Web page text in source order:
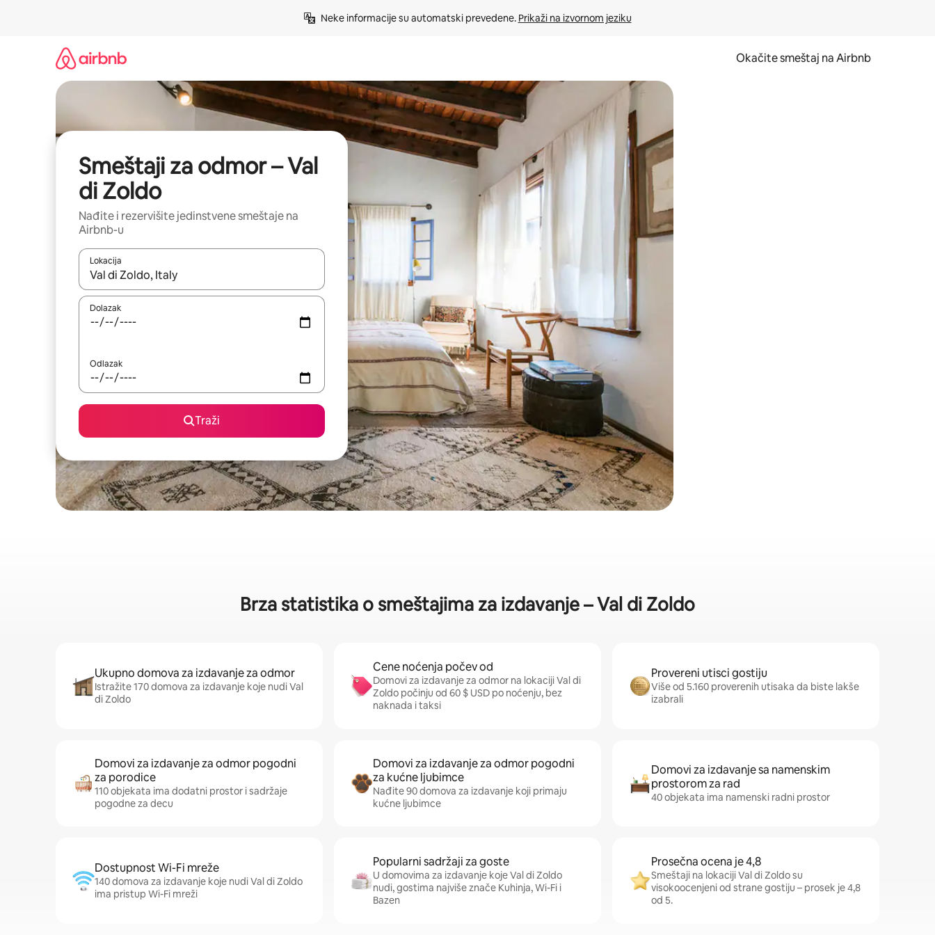
Neke informacije su automatski prevedene. Prikaži na izvornom jeziku
Okačite smeštaj na Airbnb
Smeštaji za odmor – Val
di Zoldo
Nađite i rezervišite jedinstvene smeštaje na
Airbnb-u
Lokacija
Kad su rezultati dostupni, možete da se krećete kroz njih pomoću strelica nagore i nadole, kao i da ih istražujte dodirom ili prevlačenjem.
Dolazak
Odlazak
Traži
Brza statistika o smeštajima za izdavanje – Val di Zoldo
Ukupno domova za izdavanje za odmor
Istražite 170 domova za izdavanje koje nudi Val
di Zoldo
Cene noćenja počev od
Domovi za izdavanje za odmor na lokaciji Val di
Zoldo počinju od 60 $ USD po noćenju, bez
naknada i taksi
Provereni utisci gostiju
Više od 5.160 proverenih utisaka da biste lakše
izabrali
Domovi za izdavanje za odmor pogodni
za porodice
110 objekata ima dodatni prostor i sadržaje
pogodne za decu
Domovi za izdavanje za odmor pogodni
za kućne ljubimce
Nađite 90 domova za izdavanje koji primaju
kućne ljubimce
Domovi za izdavanje sa namenskim
prostorom za rad
40 objekata ima namenski radni prostor
Dostupnost Wi-Fi mreže
140 domova za izdavanje koje nudi Val di Zoldo
ima pristup Wi-Fi mreži
Popularni sadržaji za goste
U domovima za izdavanje koje Val di Zoldo
nudi, gostima najviše znače Kuhinja, Wi-Fi i
Bazen
Prosečna ocena je 4,8
Smeštaji na lokaciji Val di Zoldo su
visokoocenjeni od strane gostiju – prosek je 4,8
od 5.